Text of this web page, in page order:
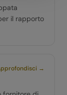
il rapporto
→